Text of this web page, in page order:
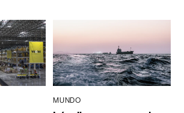
MUNDO